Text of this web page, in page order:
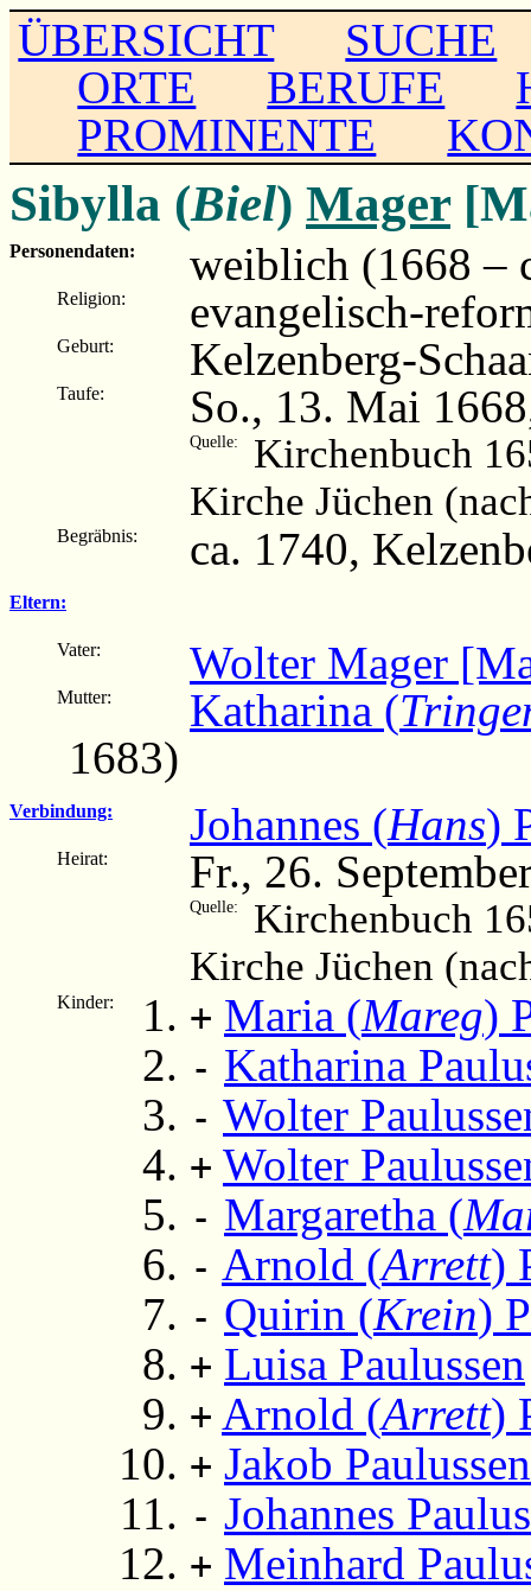
ÜBERSICHT
SUCHE
ORTE
BERUFE
PROMINENTE
Sibylla (Biel) Mager
Personendaten: weiblich (1668 –
Religion: evangelisch-
Geburt: Kelzenberg-
Taufe: So., 13. Mai
Quelle:
Kirchenbuch
Kirche Jüchen
Begräbnis: ca. 1740,
Eltern:
Vater: Wolter Mager
Mutter: Katharina (
1683)
Verbindung: Johannes (Hans)
Heirat: Fr., 26.
Quelle:
Kirchenbuch
Kirche Jüchen
Kinder: + Maria (Mareg)
- Katharina
- Wolter
+ Wolter
- Margaretha (
- Arnold (Arrett)
- Quirin (Krein)
+ Luisa Paulussen
+ Arnold (Arrett)
+ Jakob Paulussen
- Johannes
+ Meinhard